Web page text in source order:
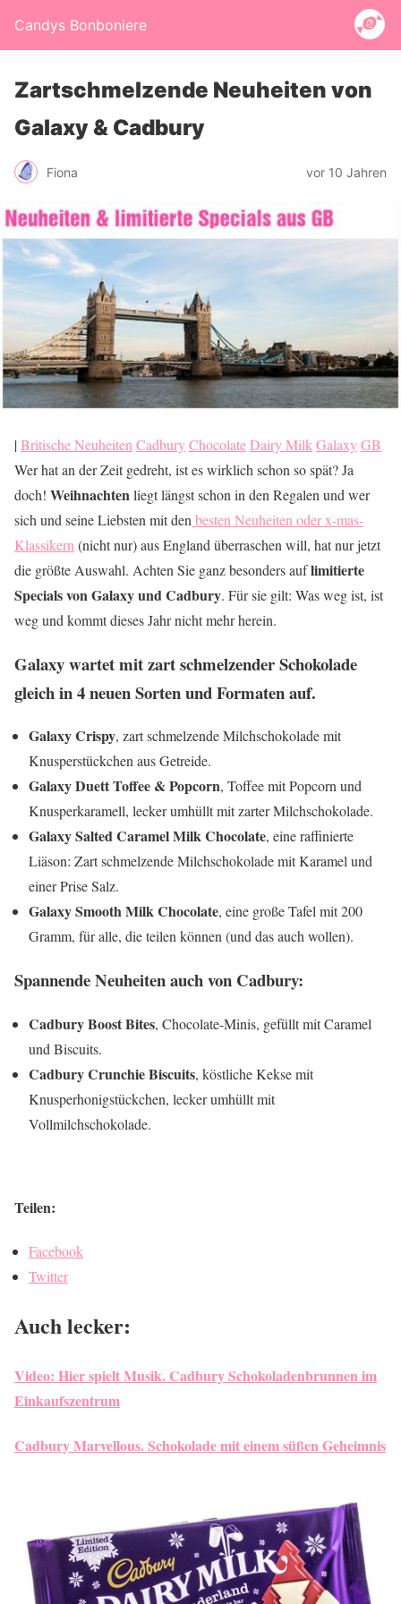
Candys Bonboniere
Zartschmelzende Neuheiten von
Galaxy & Cadbury
Fiona vor 10 Jahren
|Britische Neuheiten CadburyChocolateDairy Milk GalaxyGB
Wer hat an der Zeit gedreht, ist es wirklich schon so spät? Ja
doch! Weihnachtenliegt längst schon in den Regalen und wer
sich und seine Liebsten mit den besten Neuheiten oder x-mas-
Klassikern (nicht nur) aus England überraschen will, hat nur jetzt
die größte Auswahl. Achten Sie ganz besonders auflimitierte
Specials von Galaxy und Cadbury. Für sie gilt: Was weg ist, ist
weg und kommt dieses Jahr nicht mehr herein.
Galaxy wartet mit zart schmelzender Schokolade
gleich in 4 neuen Sorten und Formaten auf.
Galaxy Crispy, zart schmelzende Milchschokolade mit
Knusperstückchen aus Getreide.
Galaxy Duett Toffee & Popcorn, Toffee mit Popcorn und
Knusperkaramell, lecker umhüllt mit zarter Milchschokolade.
Galaxy Salted Caramel Milk Chocolate, eine raffinierte
Liäson: Zart schmelzende Milchschokolade mit Karamel und
einer Prise Salz.
Galaxy Smooth Milk Chocolate, eine große Tafel mit 200
Gramm, für alle, die teilen können (und das auch wollen).
Spannende Neuheiten auch von Cadbury:
Cadbury Boost Bites, Chocolate-Minis, gefüllt mit Caramel
und Biscuits.
Cadbury Crunchie Biscuits, köstliche Kekse mit
Knusperhonigstückchen, lecker umhüllt mit
Vollmilchschokolade.
Teilen:
Facebook
Twitter
Auch lecker:
Video: Hier spielt Musik. Cadbury Schokoladenbrunnen im
Einkaufszentrum
Cadbury Marvellous. Schokolade mit einem süßen Geheimnis